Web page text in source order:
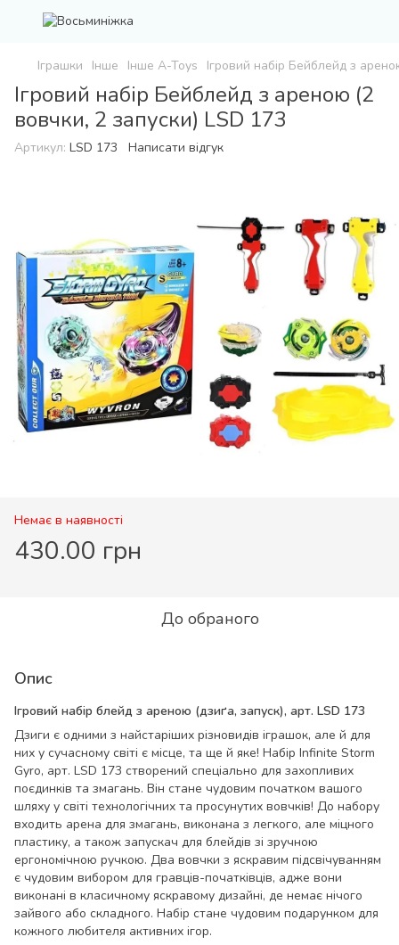
Іграшки Інше Інше A-Toys Ігровий набір Бейблейд з
Ігровий набір Бейблейд з ареною (2
вовчки, 2 запуски) LSD 173
Артикул: LSD 173 Написати відгук
Немає в наявності
430.00 грн
До обраного
Опис
Ігровий набір блейд з ареною (дзиґа, запуск), арт. LSD 173
Дзиги є одними з найстаріших різновидів іграшок, але й для
них у сучасному світі є місце, та ще й яке! Набір Infinite Storm
Gyro, арт. LSD 173 створений спеціально для захопливих
поєдинків та змагань. Він стане чудовим початком вашого
шляху у світі технологічних та просунутих вовчків! До набору
входить арена для змагань, виконана з легкого, але міцного
пластику, а також запускач для блейдів зі зручною
ергономічною ручкою. Два вовчки з яскравим підсвічуванням
є чудовим вибором для гравців-початківців, адже вони
виконані в класичному яскравому дизайні, де немає нічого
зайвого або складного. Набір стане чудовим подарунком для
кожного любителя активних ігор.